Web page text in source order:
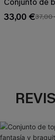
Conjunto de
33,00 €37,00